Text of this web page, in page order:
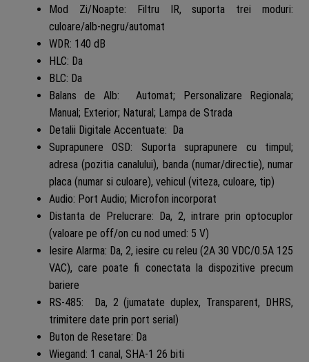
Mod Zi/Noapte: Filtru IR, suporta trei moduri:
culoare/alb-negru/automat
WDR: 140 dB
HLC: Da
BLC: Da
Balans de Alb: Automat; Personalizare Regionala;
Manual; Exterior; Natural; Lampa de Strada
Detalii Digitale Accentuate: Da
Suprapunere OSD: Suporta suprapunere cu timpul;
adresa (pozitia canalului), banda (numar/directie), numar
placa (numar si culoare), vehicul (viteza, culoare, tip)
Audio: Port Audio; Microfon incorporat
Distanta de Prelucrare: Da, 2, intrare prin optocuplor
(valoare pe off/on cu nod umed: 5 V)
Iesire Alarma: Da, 2, iesire cu releu (2A 30 VDC/0.5A 125
VAC), care poate fi conectata la dispozitive precum
bariere
RS-485: Da, 2 (jumatate duplex, Transparent, DHRS,
trimitere date prin port serial)
Buton de Resetare: Da
Wiegand: 1 canal, SHA-1 26 biti